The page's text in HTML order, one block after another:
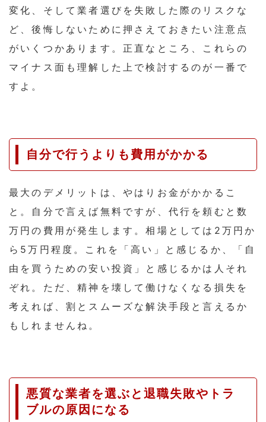
変化、そして業者選びを失敗した際のリスクな
ど、後悔しないために押さえておきたい注意点
がいくつかあります。正直なところ、これらの
マイナス面も理解した上で検討するのが一番で
すよ。
自分で行うよりも費用がかかる
最大のデメリットは、やはりお金がかかるこ
と。自分で言えば無料ですが、代行を頼むと数
万円の費用が発生します。相場としては2万円か
ら5万円程度。これを「高い」と感じるか、「自
由を買うための安い投資」と感じるかは人それ
ぞれ。ただ、精神を壊して働けなくなる損失を
考えれば、割とスムーズな解決手段と言えるか
もしれませんね。
悪質な業者を選ぶと退職失敗やトラ
ブルの原因になる